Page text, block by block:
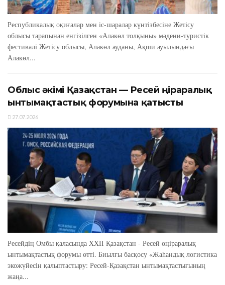
Республикалық оқиғалар мен іс-шаралар күнтізбесіне Жетісу
облысы тарапынан енгізілген «Алакөл толқыны» мәдени-туристік
фестивалі Жетісу облысы, Алакөл ауданы, Ақши ауылындағы
Алакөл...
Облыс әкімі Қазақстан — Ресей өңіраралық
ынтымақтастық форумына қатысты
27.07.2026
Ресейдің Омбы қаласында XXIІ Қазақстан - Ресей өңіраралық
ынтымақтастық форумы өтті. Биылғы басқосу «Жаһандық логистика
экожүйесін қалыптастыру: Ресей-Қазақстан ынтымақтастығының
жаңа...